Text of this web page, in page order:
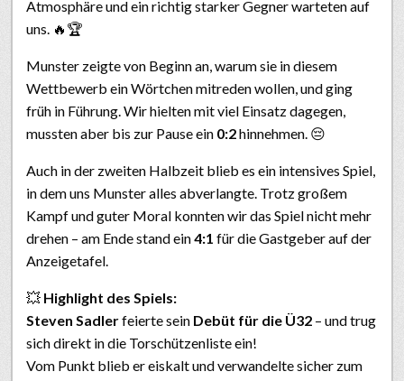
Atmosphäre und ein richtig starker Gegner warteten auf
uns. 🔥🏆
Munster zeigte von Beginn an, warum sie in diesem
Wettbewerb ein Wörtchen mitreden wollen, und ging
früh in Führung. Wir hielten mit viel Einsatz dagegen,
mussten aber bis zur Pause ein 0:2hinnehmen. 😔
Auch in der zweiten Halbzeit blieb es ein intensives Spiel,
in dem uns Munster alles abverlangte. Trotz großem
Kampf und guter Moral konnten wir das Spiel nicht mehr
drehen – am Ende stand ein4:1 für die Gastgeber auf der
Anzeigetafel.
💥 Highlight des Spiels:
Steven Sadlerfeierte sein Debüt für die Ü32 – und trug
sich direkt in die Torschützenliste ein!
Vom Punkt blieb er eiskalt und verwandelte sicher zum